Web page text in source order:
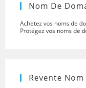
Nom De
Achetez vos noms de
Protégez vos noms de
Revente